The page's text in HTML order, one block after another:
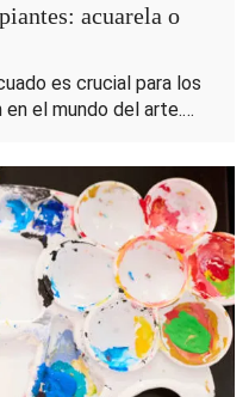
acuarela o
es crucial para los
el mundo del arte.
este blog,
entre la acuarela y
populares entre los
y orientación,
principiantes a tomar
en sus esfuerzos